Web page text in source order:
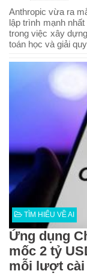
Anthropic vừa ra
lập trình mạnh
trong việc xây
toán học và giải
TÌM HIỂU VỀ AI
Ứng dụng
mốc 2 tỷ
mỗi lượt cài